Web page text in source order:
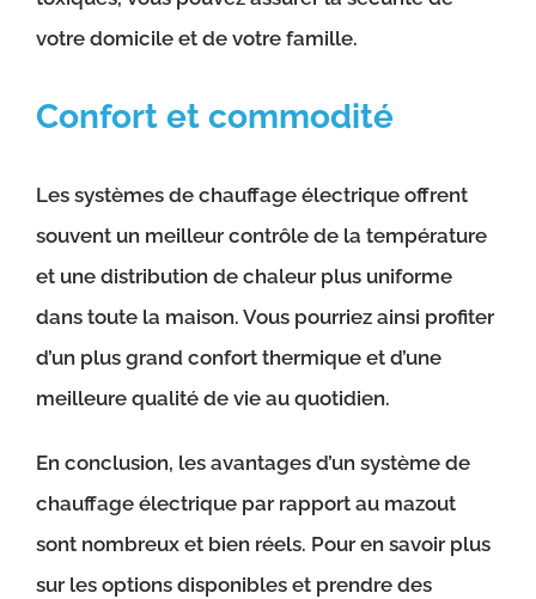
votre domicile et de votre famille.
Confort et commodité
Les systèmes de chauffage électrique offrent
souvent un meilleur contrôle de la température
et une distribution de chaleur plus uniforme
dans toute la maison. Vous pourriez ainsi profiter
d’un plus grand confort thermique et d’une
meilleure qualité de vie au quotidien.
En conclusion, les avantages d’un système de
chauffage électrique par rapport au mazout
sont nombreux et bien réels. Pour en savoir plus
sur les options disponibles et prendre des